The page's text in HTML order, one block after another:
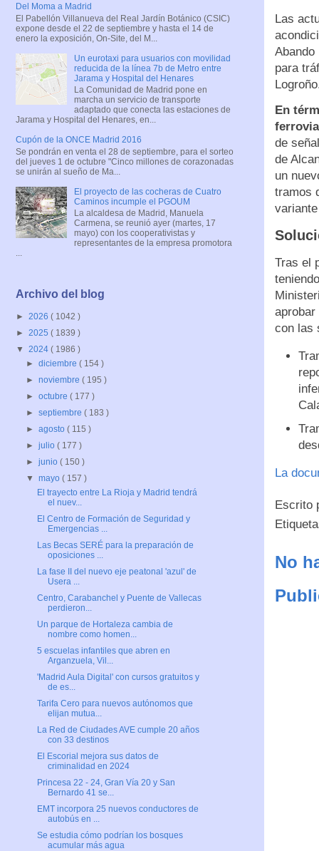
Las
para
En
de
de
un
tramos
Tras el
aprobar
con las
La
Escrito
No
Del Moma a Madrid
El Pabellón Villanueva del Real Jardín Botánico (CSIC)
expone desde el 22 de septiembre y hasta el 14 de
enero la exposición, On-Site, del M...
Un eurotaxi para usuarios con movilidad
reducida de la línea 7b de Metro entre
Jarama y Hospital del Henares
La Comunidad de Madrid pone en
marcha un servicio de transporte
adaptado que conecta las estaciones de
Jarama y Hospital del Henares, en...
Cupón de la ONCE Madrid 2016
Se pondrán en venta el 28 de septiembre, para el sorteo
del jueves 1 de octubre "Cinco millones de corazonadas
se unirán al sueño de Ma...
El proyecto de las cocheras de Cuatro
Caminos incumple el PGOUM
La alcaldesa de Madrid, Manuela
Carmena, se reunió ayer (martes, 17
mayo) con los cooperativistas y
representantes de la empresa promotora
...
Archivo del blog
► 2026 ( 1042 )
► 2025 ( 1839 )
▼ 2024 ( 1986 )
►diciembre( 154 )
►noviembre( 195 )
►octubre( 177 )
►septiembre( 183 )
►agosto( 115 )
►julio( 177 )
►junio( 150 )
▼mayo( 157 )
El trayecto entre La Rioja y Madrid tendrá
el nuev...
El Centro de Formación de Seguridad y
Emergencias ...
Las Becas SERÉ para la preparación de
oposiciones ...
La fase II del nuevo eje peatonal 'azul' de
Usera ...
Centro, Carabanchel y Puente de Vallecas
perdieron...
Un parque de Hortaleza cambia de
nombre como homen...
5 escuelas infantiles que abren en
Arganzuela, Vil...
'Madrid Aula Digital' con cursos gratuitos y
de es...
Tarifa Cero para nuevos autónomos que
elijan mutua...
La Red de Ciudades AVE cumple 20 años
con 33 destinos
El Escorial mejora sus datos de
criminalidad en 2024
Princesa 22 - 24, Gran Vía 20 y San
Bernardo 41 se...
EMT incorpora 25 nuevos conductores de
autobús en ...
Se estudia cómo podrían los bosques
acumular más agua